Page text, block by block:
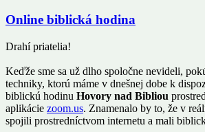
Online biblická hodina
Drahí priatelia!
Keďže sme sa už dlho spoločne nevideli,
techniky, ktorú máme v dnešnej dobe k
biblickú hodinu Hovory nad Bibliou
aplikácie zoom.us. Znamenalo by to, že v
spojili prostredníctvom internetu a mali